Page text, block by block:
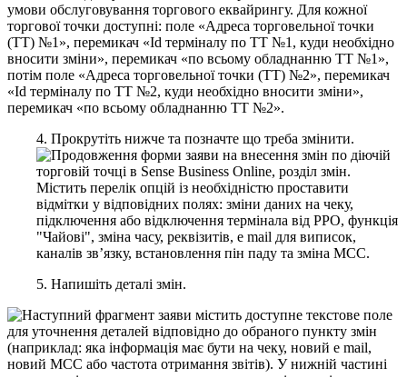
4. Прокрутіть нижче та позначте що треба змінити.
5. Напишіть деталі змін.